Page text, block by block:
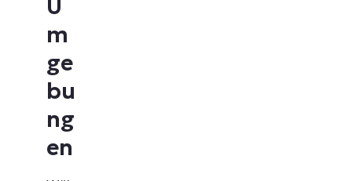
U
m
ge
bu
ng
en